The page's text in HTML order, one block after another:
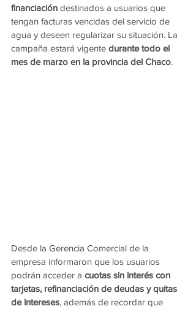
financiación destinados a usuarios que
tengan facturas vencidas del servicio de
agua y deseen regularizar su situación. La
campaña estará vigente durante todo el
mes de marzo en la provincia del Chaco.
Desde la Gerencia Comercial de la
empresa informaron que los usuarios
podrán acceder a cuotas sin interés con
tarjetas, refinanciación de deudas y quitas
de intereses, además de recordar que